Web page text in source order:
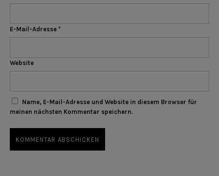
E-Mail-Adresse *
Website
Name, E-Mail-Adresse und Website in diesem Browser für
meinen nächsten Kommentar speichern.